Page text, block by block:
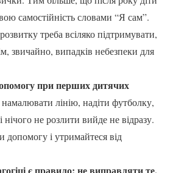
самостійність словами “Я сам”.
треба всіляко підтримувати,
звичайно, випадків небезпеки для
при перших дитячих
лінію, надіти футболку,
нічого не розлити вийде не відразу.
допомогу і утримайтеся від